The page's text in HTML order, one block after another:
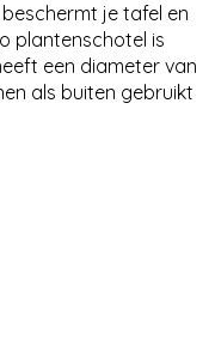
je tafel en
plantenschotel is
een diameter van
als buiten gebruikt